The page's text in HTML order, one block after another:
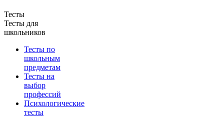
Тесты
Тесты для
школьников
Тесты по
школьным
предметам
Тесты на
выбор
профессий
Психологические
тесты